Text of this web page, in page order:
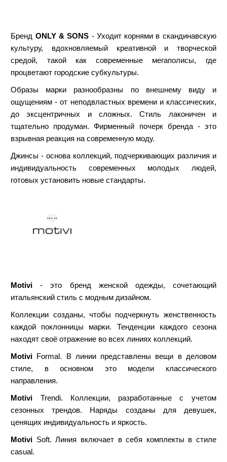
Бренд ONLY & SONS - Уходит корнями в скандинавскую
культуру, вдохновляемый креативной и творческой
средой, такой как современные мегаполисы, где
процветают городские субкультуры.
Образы марки разнообразны по внешнему виду и
ощущениям - от неподвластных времени и классических,
до эксцентричных и сложных. Стиль лаконичен и
тщательно продуман. Фирменный почерк бренда - это
взрывная реакция на современную моду.
Джинсы - основа коллекций, подчеркивающих различия и
индивидуальность современных молодых людей,
готовых установить новые стандарты.
Motivi - это бренд женской одежды, сочетающий
итальянский стиль с модным дизайном.
Коллекции созданы, чтобы подчеркнуть женственность
каждой поклонницы марки. Тенденции каждого сезона
находят своё отражение во всех линиях коллекций.
Motivi Formal. В линии представлены вещи в деловом
стиле, в основном это модели классического
направления.
Motivi Trendi. Коллекции, разработанные с учетом
сезонных трендов. Наряды созданы для девушек,
ценящих индивидуальность и яркость.
Motivi Soft. Линия включает в себя комплекты в стиле
casual.